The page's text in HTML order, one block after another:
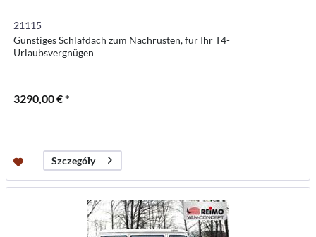
21115
Günstiges Schlafdach zum Nachrüsten, für Ihr T4-
Urlaubsvergnügen
3290,00 € *
Szczegóły